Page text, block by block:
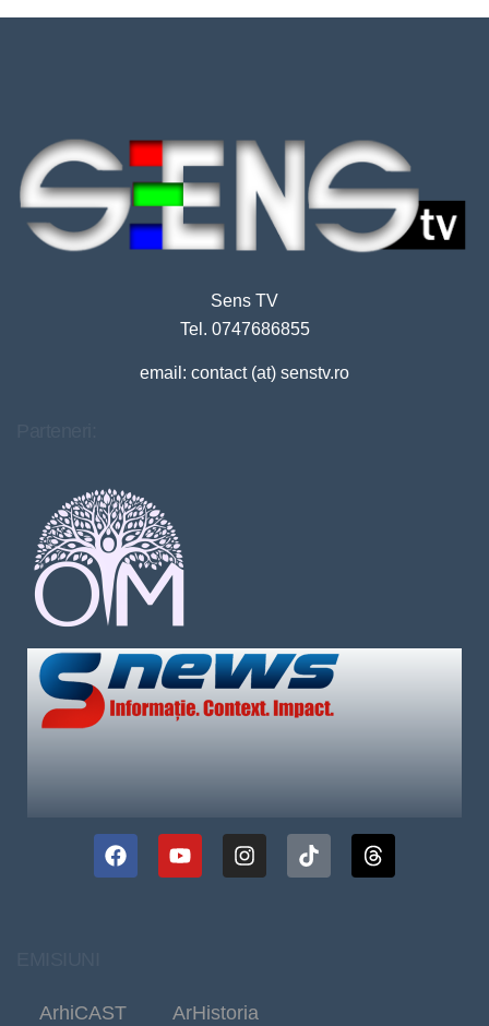
Sens TV
Tel. 0747686855
email: contact (at) senstv.ro
ArhiCAST
ArHistoria